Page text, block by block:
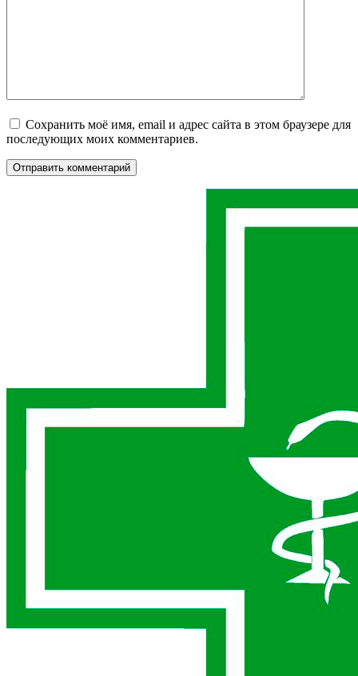
Сохранить моё имя, email и адрес сайта в этом браузере для
последующих моих комментариев.